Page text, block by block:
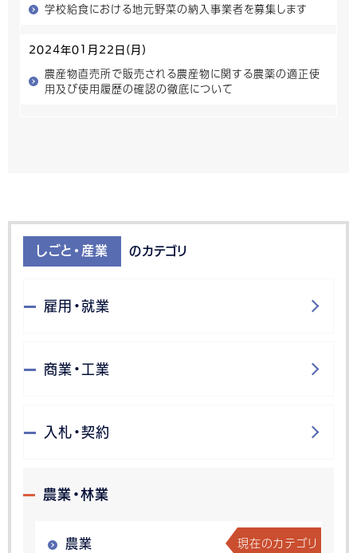
学校給食における地元野菜の納入事業者を募集します
2024年01月22日(月)
農産物直売所で販売される農産物に関する農薬の適正使
用及び使用履歴の確認の徹底について
しごと・産業 のカテゴリ
雇用・就業
商業・工業
入札・契約
農業・林業
農業 現在のカテゴリ